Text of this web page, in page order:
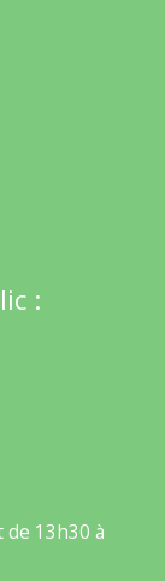
:
de 13h30 à